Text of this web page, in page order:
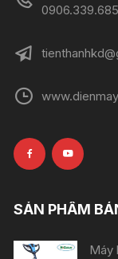
0906.339.685
SẢN PHẨM
Máy